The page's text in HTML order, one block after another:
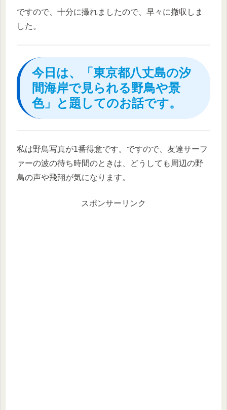
ですので、十分に撮れましたので、早々に撤収しま
した。
今日は、「東京都八丈島の汐
間海岸で見られる野鳥や景
色」と題してのお話です。
私は野鳥写真が1番得意です。ですので、友達サーフ
ァーの波の待ち時間のときは、どうしても周辺の野
鳥の声や飛翔が気になります。
スポンサーリンク